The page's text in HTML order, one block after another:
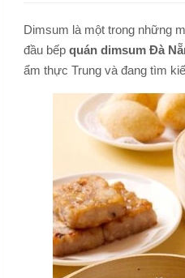
Dimsum là một trong những
đầu bếp quán dimsum Đà
ẩm thực Trung và đang tìm